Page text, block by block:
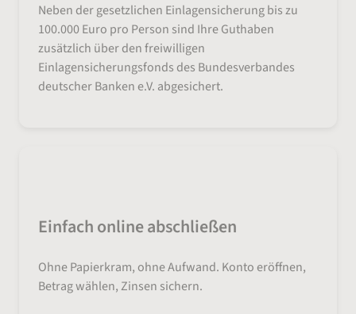
Neben der gesetzlichen Einlagensicherung bis zu
100.000 Euro pro Person sind Ihre Guthaben
zusätzlich über den freiwilligen
Einlagensicherungsfonds des Bundesverbandes
deutscher Banken e.V. abgesichert.
Einfach online abschließen
Ohne Papierkram, ohne Aufwand. Konto eröffnen,
Betrag wählen, Zinsen sichern.